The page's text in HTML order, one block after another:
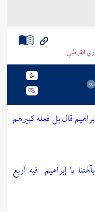
القرطبي
قال بل فعله كبيرهم
يا إبراهيم فيه أربع